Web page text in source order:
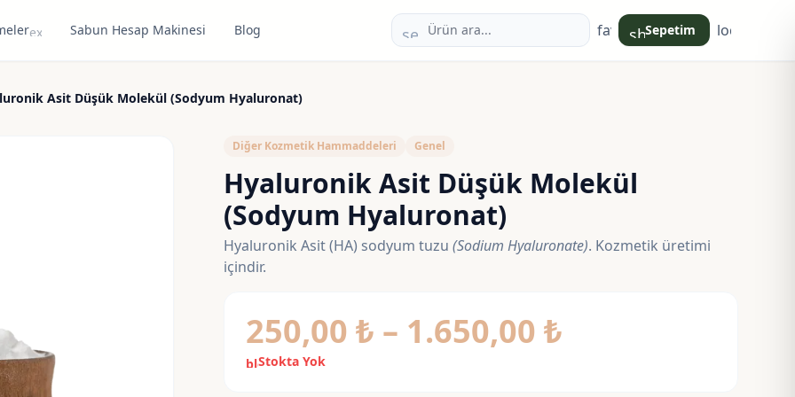
expand_moreSabun Hesap Makinesi Blog search favoriteshopping_bag
Sepetim login
Asit Düşük Molekül (Sodyum Hyaluronat)
Diğer Kozmetik Hammaddeleri Genel
Hyaluronik Asit Düşük Molekül
(Sodyum Hyaluronat)
Hyaluronik Asit (HA) sodyum tuzu (Sodium Hyaluronate). Kozmetik üretimi
içindir.
250,00 ₺ – 1.650,00 ₺
block
Stokta Yok